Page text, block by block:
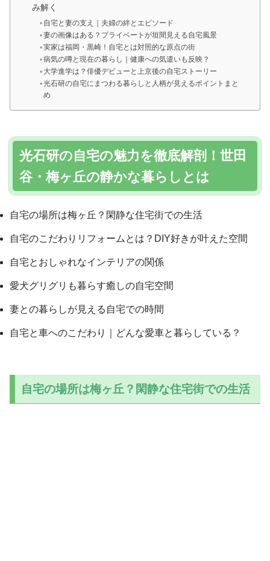
み解く
自宅と妻の支え｜夫婦の絆とエピソード
妻の画像はある？プライベートが垣間見える自宅風景
実家は福岡・黒崎！自宅とは対照的な原点の街
病気の噂と現在の暮らし｜健康への気遣いも反映？
大学進学は？俳優デビューと上京後の自宅ストーリー
光石研の自宅にまつわる暮らしと人柄が見えるポイントまと
め
光石研の自宅の魅力を徹底解剖！世田
谷・梅ヶ丘の静かな暮らしとは
自宅の場所は梅ヶ丘？閑静な住宅街での生活
自宅のこだわりリフォームとは？DIY好きが叶えた空間
自宅とおしゃれなインテリアの関係
愛犬グリグリも暮らす癒しの自宅空間
妻との暮らしが見える自宅での時間
自宅と車へのこだわり｜どんな愛車と暮らしている？
自宅の場所は梅ヶ丘？閑静な住宅街での生活